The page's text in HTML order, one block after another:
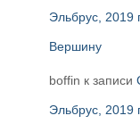
Эльбрус, 2019
Вершину
boffin к записи
Эльбрус, 2019